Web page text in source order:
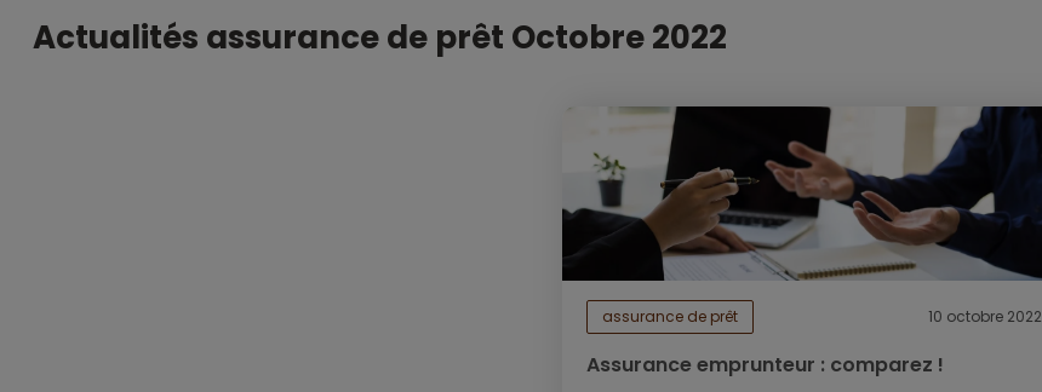
Actualités assurance de prêt Octobre 2022
assurance de prêt 10 octobre 2022
Assurance emprunteur : comparez !